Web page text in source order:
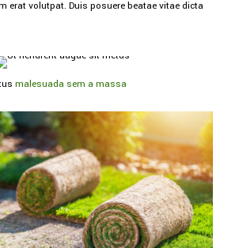
erat volutpat. Duis posuere beatae vitae dicta
malesuada sem a massa